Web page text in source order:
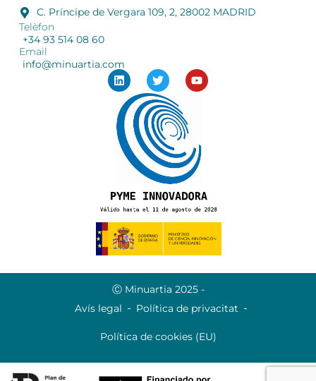
C. Príncipe de Vergara 109, 2, 28002 MADRID
Telèfon
+34 93 514 08 60
Email
info@minuartia.com
Ⓒ Minuartia 2025 -
Avís legal
Política de privacitat
Política de cookies (EU)